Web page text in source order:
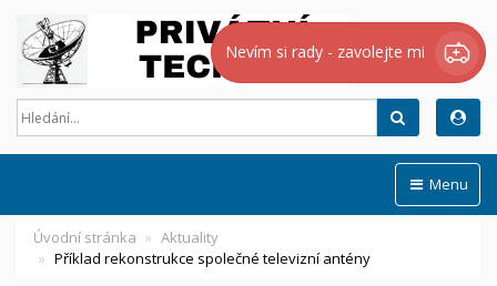
Nevím si rady - zavolejte mi
Menu
Úvodní stránka
Aktuality
Příklad rekonstrukce společné televizní antény